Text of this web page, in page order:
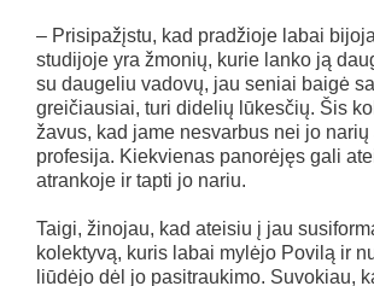
– Prisipažįstu, kad pradžioje labai
studijoje yra žmonių, kurie lanko ją
su daugeliu vadovų, jau seniai baigė
greičiausiai, turi didelių lūkesčių. Šis
žavus, kad jame nesvarbus nei jo narių
profesija. Kiekvienas panorėjęs gali
atrankoje ir tapti jo nariu.
Taigi, žinojau, kad ateisiu į jau
kolektyvą, kuris labai mylėjo Povilą ir
liūdėjo dėl jo pasitraukimo. Suvokiau,